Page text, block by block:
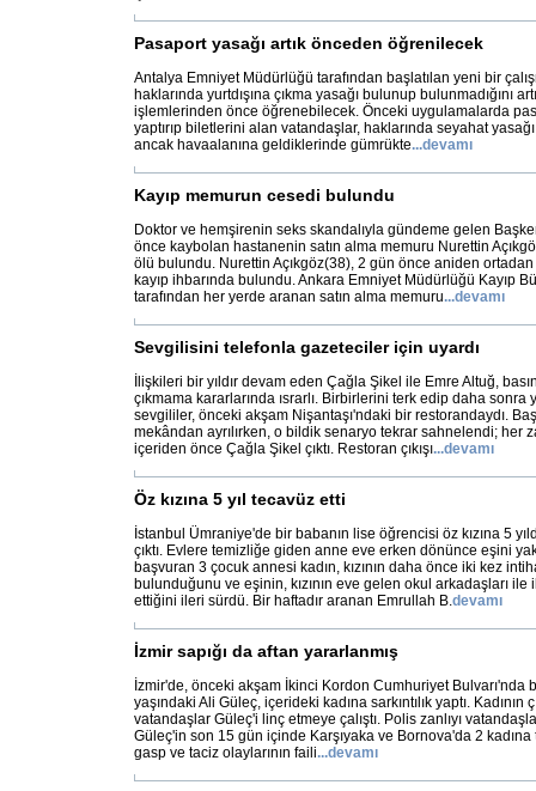
Pasaport yasağı artık önceden öğrenilecek
Antalya Emniyet Müdürlüğü tarafından başlatılan yeni bir
haklarında yurtdışına çıkma yasağı bulunup bulunmadığını
işlemlerinden önce öğrenebilecek. Önceki uygulamalarda
yaptırıp biletlerini alan vatandaşlar, haklarında seyahat
ancak havaalanına geldiklerinde gümrükte...devamı
Kayıp memurun cesedi bulundu
Doktor ve hemşirenin seks skandalıyla gündeme gelen
önce kaybolan hastanenin satın alma memuru Nurettin
ölü bulundu. Nurettin Açıkgöz(38), 2 gün önce aniden
kayıp ihbarında bulundu. Ankara Emniyet Müdürlüğü Kayıp
tarafından her yerde aranan satın alma memuru...devamı
Sevgilisini telefonla gazeteciler için uyardı
İlişkileri bir yıldır devam eden Çağla Şikel ile Emre Altuğ,
çıkmama kararlarında ısrarlı. Birbirlerini terk edip daha sonra
sevgililer, önceki akşam Nişantaşı'ndaki bir restorandaydı.
mekândan ayrılırken, o bildik senaryo tekrar sahnelendi; her
içeriden önce Çağla Şikel çıktı. Restoran çıkışı...devamı
Öz kızına 5 yıl tecavüz etti
İstanbul Ümraniye'de bir babanın lise öğrencisi öz kızına 5
çıktı. Evlere temizliğe giden anne eve erken dönünce eşini
başvuran 3 çocuk annesi kadın, kızının daha önce iki kez
bulunduğunu ve eşinin, kızının eve gelen okul arkadaşları
ettiğini ileri sürdü. Bir haftadır aranan Emrullah B.devamı
İzmir sapığı da aftan yararlanmış
İzmir'de, önceki akşam İkinci Kordon Cumhuriyet Bulvarı'nda
yaşındaki Ali Güleç, içerideki kadına sarkıntılık yaptı. Kadının
vatandaşlar Güleç'i linç etmeye çalıştı. Polis zanlıyı
Güleç'in son 15 gün içinde Karşıyaka ve Bornova'da 2 kadına
gasp ve taciz olaylarının faili...devamı